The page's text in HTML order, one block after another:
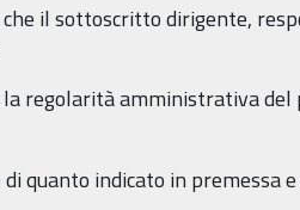
il sottoscritto dirigente,
regolarità amministrativa del
di quanto indicato in